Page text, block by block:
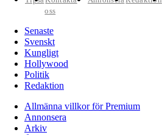
oss
Senaste
Svenskt
Kungligt
Hollywood
Politik
Redaktion
Allmänna villkor för Premium
Annonsera
Arkiv